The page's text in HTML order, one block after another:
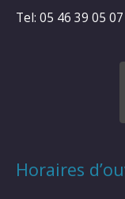
Tel: 05 46 39 05 07
Horaires